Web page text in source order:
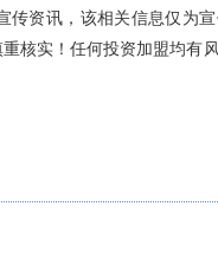
传资讯，该相关信息仅为
核实！任何投资加盟均有